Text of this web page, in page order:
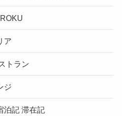
ア
トラン
ジ
泊記 滞在記